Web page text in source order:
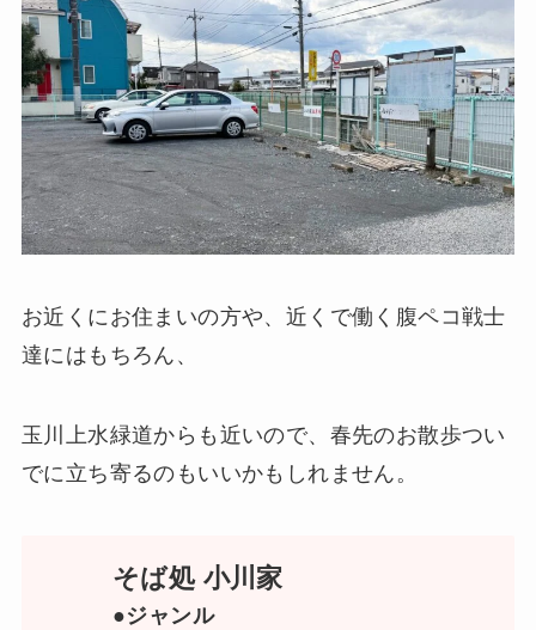
お近くにお住まいの方や、近くで働く腹ペコ戦士
達にはもちろん、
玉川上水緑道からも近いので、春先のお散歩つい
でに立ち寄るのもいいかもしれません。
そば処 小川家
●ジャンル